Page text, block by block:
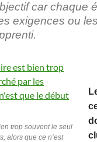
car chaque
exigences ou
trop souvent le seul
alors que ce n’est